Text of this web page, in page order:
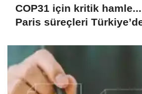
COP31 için kritik
Paris süreçleri